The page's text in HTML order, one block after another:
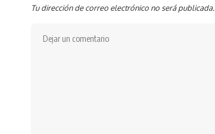
Tu dirección de correo electrónico no será publicada.